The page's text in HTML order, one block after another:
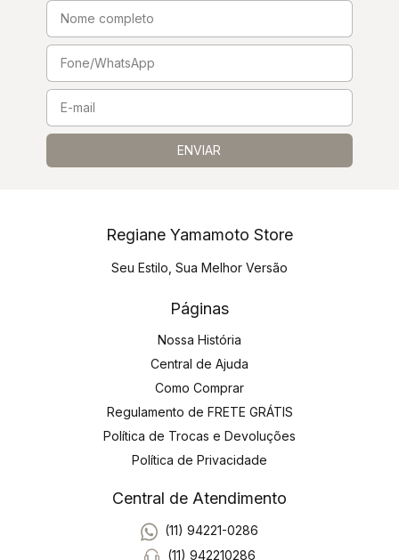
Regiane Yamamoto Store
Seu Estilo, Sua Melhor Versão
Páginas
Nossa História
Central de Ajuda
Como Comprar
Regulamento de FRETE GRÁTIS
Política de Trocas e Devoluções
Política de Privacidade
Central de Atendimento
(11) 94221-0286
(11) 942210286